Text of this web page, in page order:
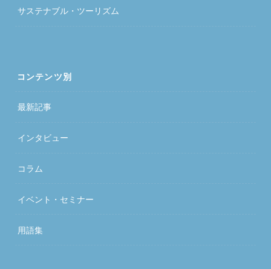
サステナブル・ツーリズム
コンテンツ別
最新記事
インタビュー
コラム
イベント・セミナー
用語集